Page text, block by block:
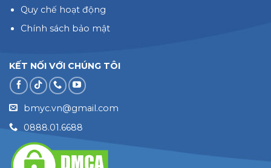
Quy chế hoạt động
Chính sách bảo mật
KẾT NỐI VỚI CHÚNG TÔI
bmyc.vn@gmail.com
0888.01.6688